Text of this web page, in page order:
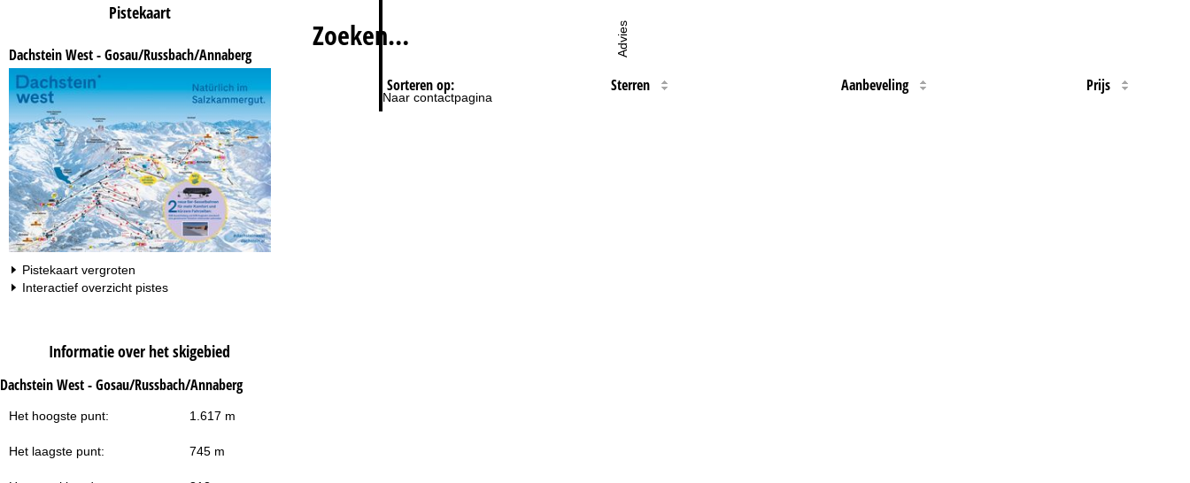
Naar contactpagina
Advies
Pistekaart
Dachstein West - Gosau/Russbach/Annaberg
Pistekaart vergroten
Interactief overzicht pistes
Informatie over het skigebied
Dachstein West - Gosau/Russbach/Annaberg
Het hoogste punt: 1.617 m
Het laagste punt: 745 m
Zoeken…
Sorteren op: Sterren Aanbeveling Prijs